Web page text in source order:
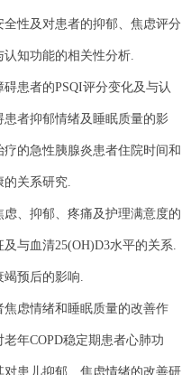
性及对患者的抑郁、焦虑评分
知功能的相关性分析.
患者的PSQI评分变化及与认
者抑郁情绪及睡眠质量的影
的急性胰腺炎患者住院时间和
的关系研究.
、抑郁、疼痛及护理满意度的
与血清25(OH)D3水平的关系.
竭预后的影响.
虑情绪和睡眠质量的改善作
年COPD稳定期患者心肺功
患儿抑郁、焦虑情绪的改善研